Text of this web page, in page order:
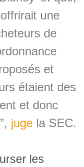
une
de
et
étaient des
et donc
juge la SEC.
les